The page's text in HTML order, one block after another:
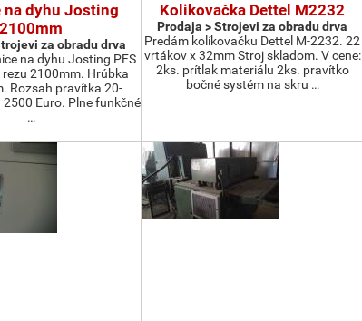
na dyhu Josting
2100mm
za obradu drva
na dyhu Josting PFS
2100mm. Hrúbka
Rozsah pravítka 20-
2500 Euro. Plne funkčné
…
Kolikovačka Dettel M2232
Prodaja > Strojevi za obradu drva
Predám kolíkovačku Dettel M-2232. 22
vrtákov x 32mm Stroj skladom. V cene:
2ks. prítlak materiálu 2ks. pravítko
bočné systém na skru …